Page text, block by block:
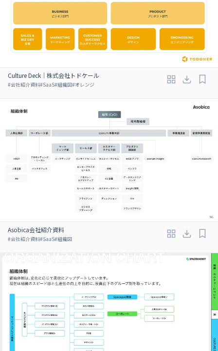
Culture Deck｜株式会社トドケール
#会社紹介資料#SaaS#組織図#オレンジ
Asobica会社紹介資料
#会社紹介資料#SaaS#組織図